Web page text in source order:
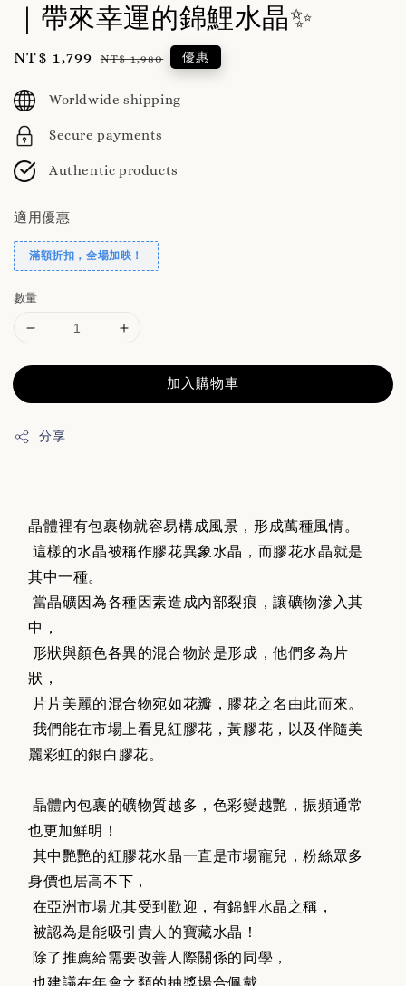
｜帶來幸運的錦鯉水晶✨
Sale
NT$ 1,799 Regular
NT$ 1,980 優惠
Worldwide shipping
Secure payments
Authentic products
適用優惠
滿額折扣，全場加映！
數量
加入購物車
分享
晶體裡有包裹物就容易構成風景，形成萬種風情。
這樣的水晶被稱作膠花異象水晶，而膠花水晶就是
其中一種。
當晶礦因為各種因素造成內部裂痕，讓礦物滲入其
中，
形狀與顏色各異的混合物於是形成，他們多為片
狀，
片片美麗的混合物宛如花瓣，膠花之名由此而來。
我們能在市場上看見紅膠花，黃膠花，以及伴隨美
麗彩虹的銀白膠花。
晶體內包裹的礦物質越多，色彩變越艷，振頻通常
也更加鮮明！
其中艷艷的紅膠花水晶一直是市場寵兒，粉絲眾多
身價也居高不下，
在亞洲市場尤其受到歡迎，有錦鯉水晶之稱，
被認為是能吸引貴人的寶藏水晶！
除了推薦給需要改善人際關係的同學，